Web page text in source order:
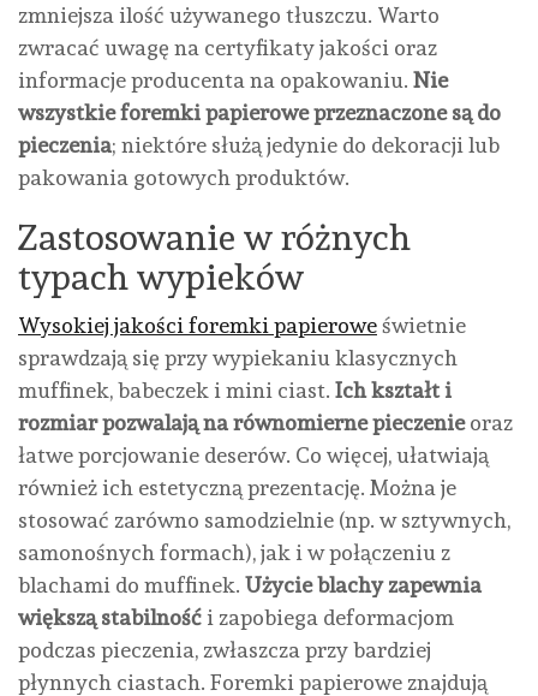
zmniejsza ilość używanego tłuszczu. Warto
zwracać uwagę na certyfikaty jakości oraz
informacje producenta na opakowaniu. Nie
wszystkie foremki papierowe przeznaczone są do
pieczenia; niektóre służą jedynie do dekoracji lub
pakowania gotowych produktów.
Zastosowanie w różnych
typach wypieków
Wysokiej jakości foremki papieroweświetnie
sprawdzają się przy wypiekaniu klasycznych
muffinek, babeczek i mini ciast. Ich kształt i
rozmiar pozwalają na równomierne pieczenieoraz
łatwe porcjowanie deserów. Co więcej, ułatwiają
również ich estetyczną prezentację. Można je
stosować zarówno samodzielnie (np. w sztywnych,
samonośnych formach), jak i w połączeniu z
blachami do muffinek. Użycie blachy zapewnia
większą stabilnośći zapobiega deformacjom
podczas pieczenia, zwłaszcza przy bardziej
płynnych ciastach. Foremki papierowe znajdują